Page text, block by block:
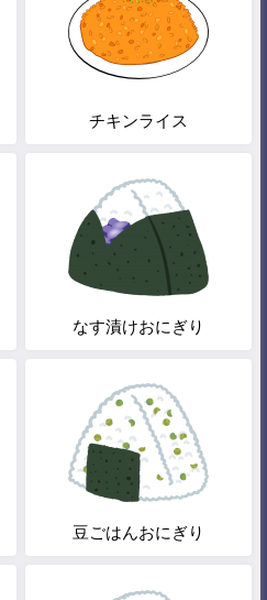
チキンライス
なす漬けおにぎり
豆ごはんおにぎり